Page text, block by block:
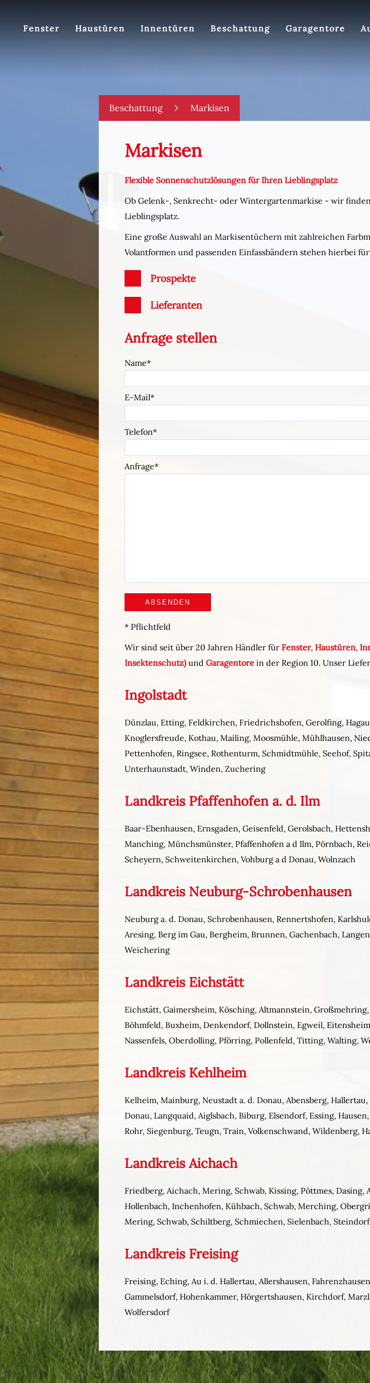
Beschattung Markisen
Markisen
Flexible Sonnenschutzlösungen für Ihren Lieblingsplatz
Ob Gelenk-, Senkrecht- oder Wintergartenmarkise - wir
Lieblingsplatz.
Eine große Auswahl an Markisentüchern mit zahlreichen
Volantformen und passenden Einfassbändern stehen hierbei
Prospekte
Lieferanten
Anfrage stellen
Name
E-Mail
Telefon
Anfrage
* Pflichtfeld
Wir sind seit über 20 Jahren Händler für Fenster, Haustüren,
Insektenschutz) und Garagentore in der Region 10. Unser
Ingolstadt
Dünzlau, Etting, Feldkirchen, Friedrichshofen, Gerolfing,
Knoglersfreude, Kothau, Mailing, Moosmühle, Mühlhausen,
Pettenhofen, Ringsee, Rothenturm, Schmidtmühle, Seehof,
Unterhaunstadt, Winden, Zuchering
Landkreis Pfaffenhofen a. d. Ilm
Baar-Ebenhausen, Ernsgaden, Geisenfeld, Gerolsbach,
Manching, Münchsmünster, Pfaffenhofen a d Ilm, Pörnbach,
Scheyern, Schweitenkirchen, Vohburg a d Donau, Wolnzach
Landkreis Neuburg-Schrobenhausen
Neuburg a. d. Donau, Schrobenhausen, Rennertshofen,
Aresing, Berg im Gau, Bergheim, Brunnen, Gachenbach,
Weichering
Landkreis Eichstätt
Eichstätt, Gaimersheim, Kösching, Altmannstein,
Böhmfeld, Buxheim, Denkendorf, Dollnstein, Egweil,
Nassenfels, Oberdolling, Pförring, Pollenfeld, Titting, Walting,
Landkreis Kehlheim
Kelheim, Mainburg, Neustadt a. d. Donau, Abensberg,
Donau, Langquaid, Aiglsbach, Biburg, Elsendorf, Essing,
Rohr, Siegenburg, Teugn, Train, Volkenschwand, Wildenberg,
Landkreis Aichach
Friedberg, Aichach, Mering, Schwab, Kissing, Pöttmes, Dasing,
Hollenbach, Inchenhofen, Kühbach, Schwab, Merching,
Mering, Schwab, Schiltberg, Schmiechen, Sielenbach,
Landkreis Freising
Freising, Eching, Au i. d. Hallertau, Allershausen,
Gammelsdorf, Hohenkammer, Hörgertshausen, Kirchdorf,
Wolfersdorf
Fenster Haustüren Innentüren Beschattung Garagentore